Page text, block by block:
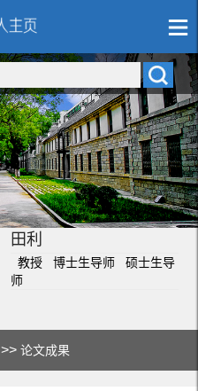
田利
教授 博士生导师 硕士生导
师
>>论文成果